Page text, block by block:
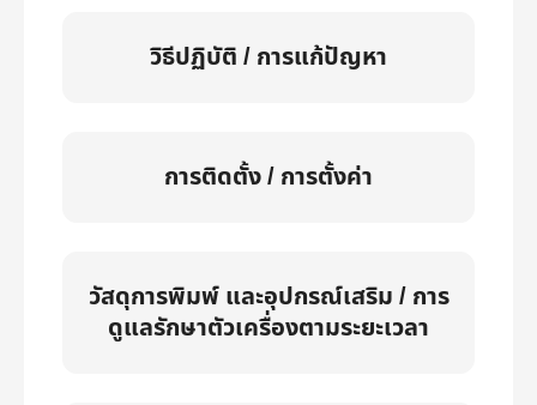
วิธีปฏิบัติ / การแก้ปัญหา
การติดตั้ง / การตั้งค่า
วัสดุการพิมพ์ และอุปกรณ์เสริม / การ
ดูแลรักษาตัวเครื่องตามระยะเวลา